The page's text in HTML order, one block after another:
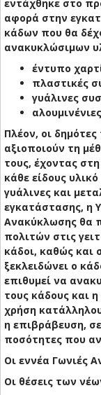
εντάχθηκε στο
αφορά στην
κάδων που θα
ανακυκλώσιμων
έντυπο
πλαστικές
γυάλινες
Πλέον, οι
αξιοποιούν τη
τους, έχοντας
κάθε είδους
γυάλινες και
εγκατάστασης, η
Ανακύκλωσης θα
πολιτών στις
κάδοι, καθώς και
ξεκλειδώνει ο
επιθυμεί να
τους κάδους και
χρήση
η επιβράβευση,
ποσότητες που
Οι εννέα Γωνιές
Οι θέσεις των